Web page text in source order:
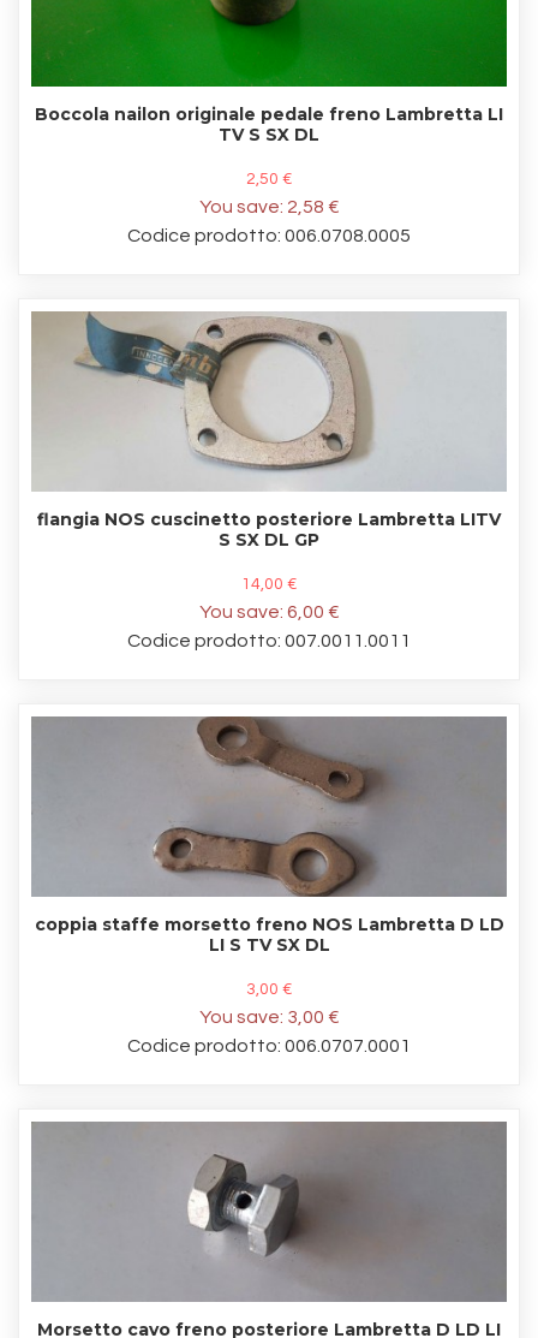
Boccola nailon originale pedale freno Lambretta LI
TV S SX DL
2,50 €
You save: 2,58 €
Codice prodotto: 006.0708.0005
flangia NOS cuscinetto posteriore Lambretta LITV
S SX DL GP
14,00 €
You save: 6,00 €
Codice prodotto: 007.0011.0011
coppia staffe morsetto freno NOS Lambretta D LD
LI S TV SX DL
3,00 €
You save: 3,00 €
Codice prodotto: 006.0707.0001
Morsetto cavo freno posteriore Lambretta D LD LI